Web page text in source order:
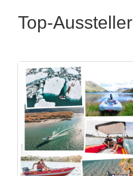
Top-Aussteller